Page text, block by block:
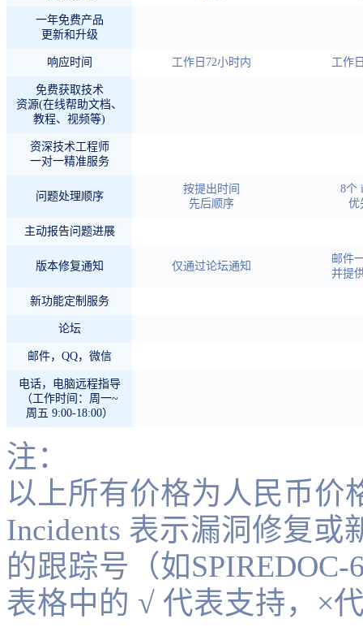
一年免费产品
更新和升级
响应时间 工作日72小时内 工作
免费获取技术
资源(在线帮助文档、
教程、视频等)
资深技术工程师
一对一精准服务
问题处理顺序
按提出时间
先后顺序
8个
优
主动报告问题进展
版本修复通知 仅通过论坛通知
邮件
并提
新功能定制服务
论坛
邮件，QQ，微信
电话，电脑远程指导
（工作时间：周一~
周五 9:00-18:00）
注：
以上所有价格为人民币价
Incidents 表示漏洞修复或
的跟踪号（如SPIREDOC-
表格中的 √ 代表支持，×